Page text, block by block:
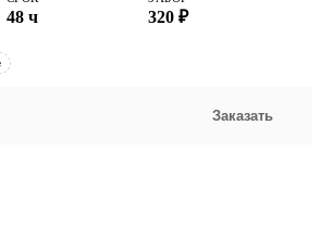
48 ч 320 ₽
Заказать